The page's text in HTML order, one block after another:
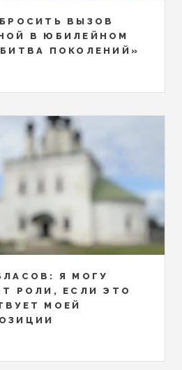
ВЫЗОВ
В ЮБИЛЕЙНОМ
ПОКОЛЕНИЙ»
Я МОГУ
РОЛИ, ЕСЛИ ЭТО
МОЕЙ